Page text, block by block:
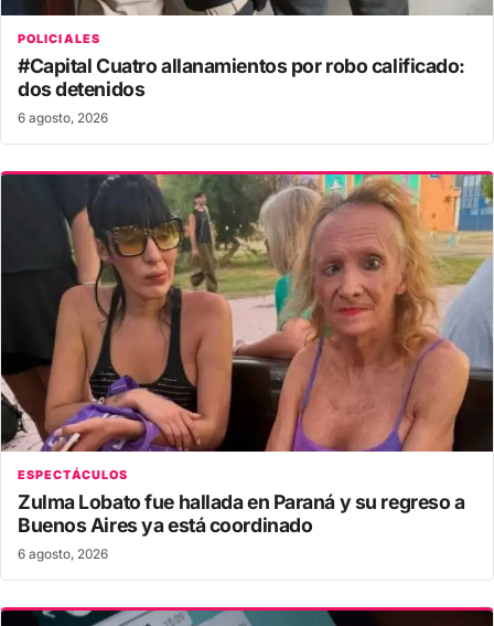
POLICIALES
#Capital Cuatro allanamientos por robo calificado:
dos detenidos
6 agosto, 2026
ESPECTÁCULOS
Zulma Lobato fue hallada en Paraná y su regreso a
Buenos Aires ya está coordinado
6 agosto, 2026